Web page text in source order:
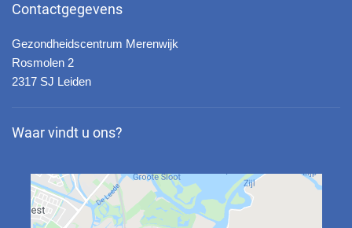
Contactgegevens
Gezondheidscentrum Merenwijk
Rosmolen 2
2317 SJ Leiden
Waar vindt u ons?